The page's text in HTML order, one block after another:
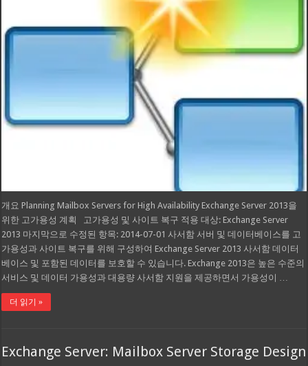
개요 Planning Mailbox Servers for High Availability Exchange Server 2013을
위한 고가용성 계획 고가용성 및 사이트 복구 적용 대상: Exchange Server
2013 마지막으로 수정된 항목: 2014-07-01 사서함 서버 및 데이터베이스를 고
가용성과 사이트 복구를 위해 구성하여 Exchange Server 2013 사서함 데이터
베이스 및 포함된 데이터를 보호할 수 있습니다. Exchange 2013은 높은 수준의
서비스 및 데이터 가용성과 대용량 사서함 지원을 제공하면서 가용성이 …
더 읽기 »
Exchange Server: Mailbox Server Storage Design